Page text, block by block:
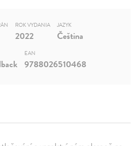
ROK VYDANIA
2022
JAZYK
Čeština
EAN
9788026510468